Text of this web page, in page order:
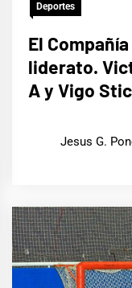
Deportes
El
liderato.
A y Vigo
Jesus G.